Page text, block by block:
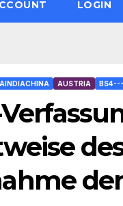
LOGIN
AUSTRIA